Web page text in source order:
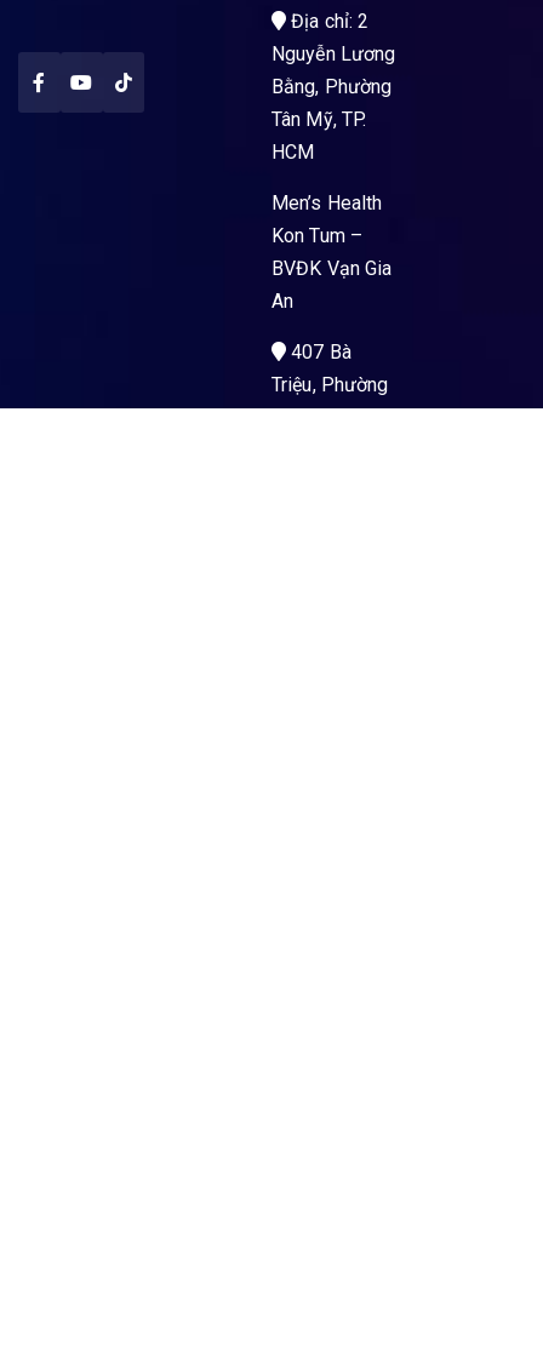
Địa chỉ: 2
Nguyễn Lương
Bằng, Phường
Tân Mỹ, TP.
HCM
Men’s Health
Kon Tum –
BVĐK Vạn Gia
An
407 Bà
Triệu, Phường